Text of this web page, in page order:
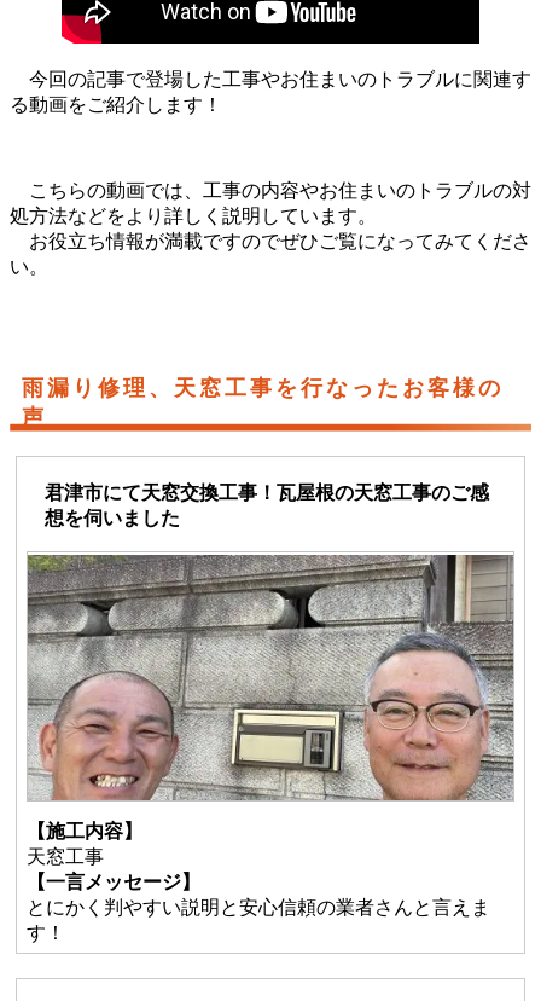
今回の記事で登場した工事やお住まいのトラブルに関連す
る動画をご紹介します！
こちらの動画では、工事の内容やお住まいのトラブルの対
処方法などをより詳しく説明しています。
お役立ち情報が満載ですのでぜひご覧になってみてくださ
い。
雨漏り修理、天窓工事を行なったお客様の
声
君津市にて天窓交換工事！瓦屋根の天窓工事のご感
想を伺いました
【施工内容】
天窓工事
【一言メッセージ】
とにかく判やすい説明と安心信頼の業者さんと言えま
す！